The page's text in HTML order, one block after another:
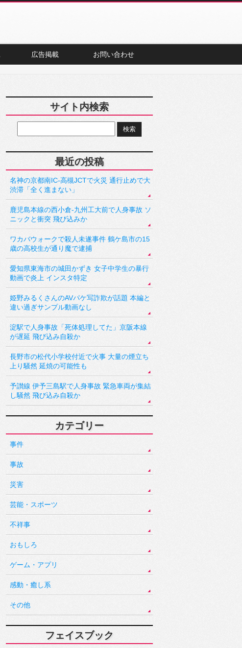
広告掲載 お問い合わせ
サイト内検索
最近の投稿
名神の京都南IC-高槻JCTで火災 通行止めで大
渋滞「全く進まない」
鹿児島本線の西小倉-九州工大前で人身事故 ソ
ニックと衝突 飛び込みか
ワカバウォークで殺人未遂事件 鶴ケ島市の15
歳の高校生が通り魔で逮捕
愛知県東海市の城田かずき 女子中学生の暴行
動画で炎上 インスタ特定
姫野みるくさんのAVパケ写詐欺が話題 本編と
違い過ぎサンプル動画なし
淀駅で人身事故「死体処理してた」京阪本線
が遅延 飛び込み自殺か
長野市の松代小学校付近で火事 大量の煙立ち
上り騒然 延焼の可能性も
予讃線 伊予三島駅で人身事故 緊急車両が集結
し騒然 飛び込み自殺か
カテゴリー
事件
事故
災害
芸能・スポーツ
不祥事
おもしろ
ゲーム・アプリ
感動・癒し系
その他
フェイスブック